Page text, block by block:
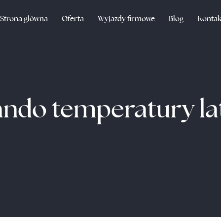
Strona główna Oferta Wyjazdy firmowe Blog
temperatury